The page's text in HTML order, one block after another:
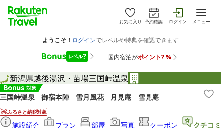
お気に入り 予約確認 ログイン メニュー
新潟県越後湯沢・苗場三国峠温泉
三国峠温泉 御宿本陣 雪月風花 月見庵 雪見庵
ふるさと納税対象
施設紹介 プラン 部屋 写真 クーポン クチコミ